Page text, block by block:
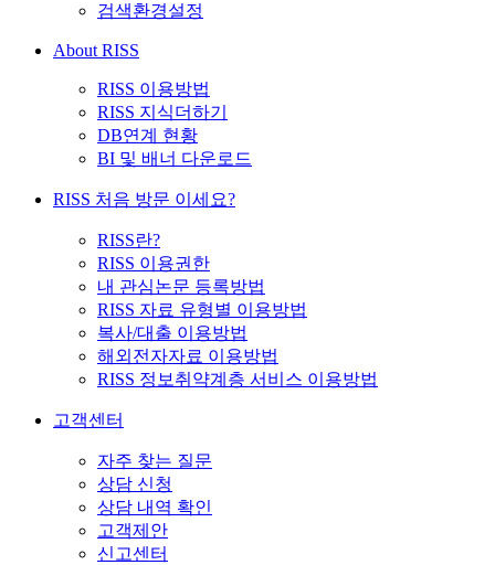
검색환경설정
About RISS
RISS 이용방법
RISS 지식더하기
DB연계 현황
BI 및 배너 다운로드
RISS 처음 방문 이세요?
RISS란?
RISS 이용권한
내 관심논문 등록방법
RISS 자료 유형별 이용방법
복사/대출 이용방법
해외전자자료 이용방법
RISS 정보취약계층 서비스 이용방법
고객센터
자주 찾는 질문
상담 신청
상담 내역 확인
고객제안
신고센터